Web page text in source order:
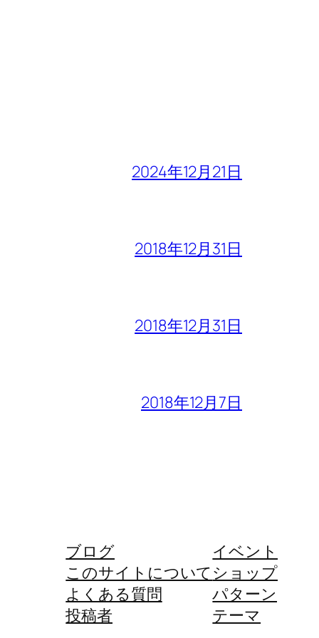
2024年12月21日
2018年12月31日
2018年12月31日
2018年12月7日
ブログ
このサイトについて
よくある質問
投稿者
イベント
ショップ
パターン
テーマ